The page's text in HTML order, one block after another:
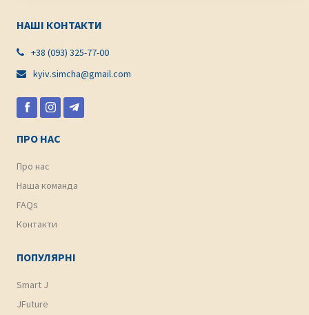
НАШІ КОНТАКТИ
 +38 (093) 325-77-00
 kyiv.simcha@gmail.com
ПРО НАС
Про нас
Наша команда
FAQs
Контакти
ПОПУЛЯРНІ
Smart J
JFuture